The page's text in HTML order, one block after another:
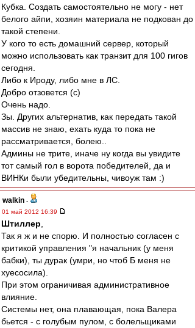
Кубка. Создать самостоятельно не могу - нет
белого айпи, хозяин материала не подкован до
такой степени.
У кого то есть домашний сервер, который
можно использовать как транзит для 100 гигов
сегодня.
Либо к Ироду, либо мне в ЛС.
Добро отзовется (с)
Очень надо.
Зы. Других альтернатив, как передать такой
массив не знаю, ехать куда то пока не
рассматривается, болею..
Админы не трите, иначе ну когда вы увидите
тот самый гол в ворота победителей, да и
ВИНКи были убедительны, чивоуж там :)
walkin -
01 май 2012 16:39
Штиллер
Так я ж и не спорю. И полностью согласен с
критикой управления "я начальник (у меня
бабки), ты дурак (умри, но чтоб Б меня не
хуесосила).
При этом ограничивая административное
влияние.
Системы нет, она плавающая, пока Валера
бьется - с голубым пулом, с болельщиками